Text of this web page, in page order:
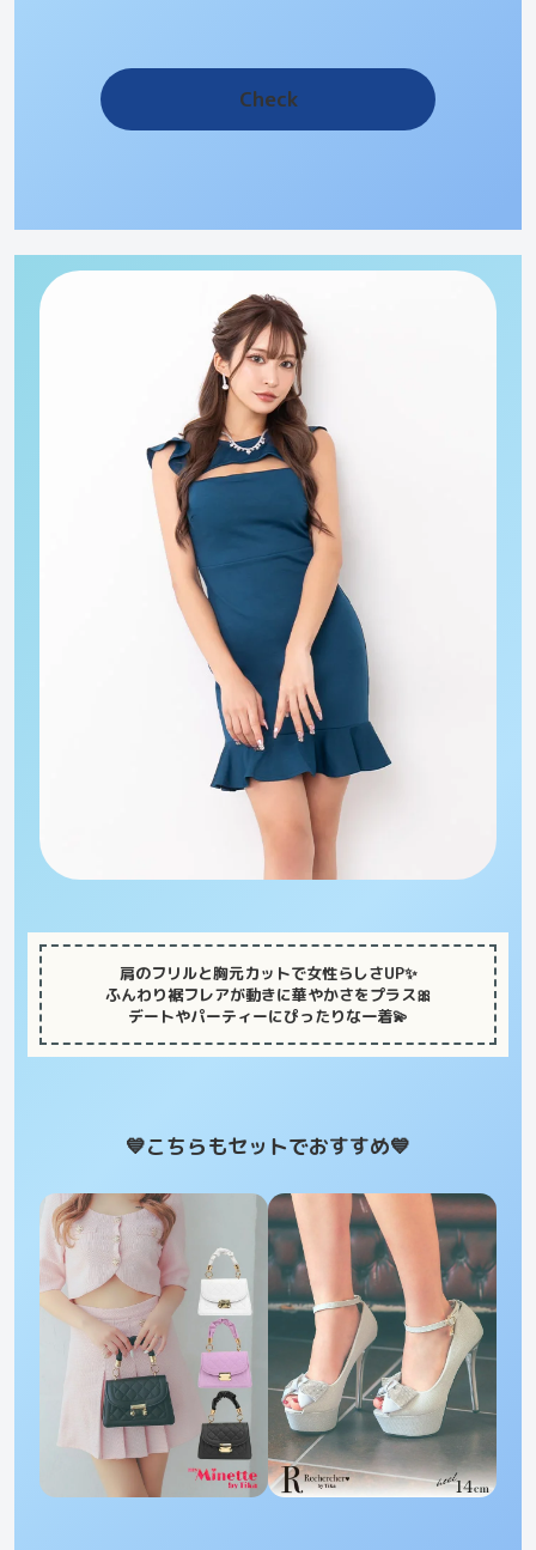
Check
肩のフリルと胸元カットで女性らしさUP✨
ふんわり裾フレアが動きに華やかさをプラス🎀
デートやパーティーにぴったりな一着💫
💙こちらもセットでおすすめ💙